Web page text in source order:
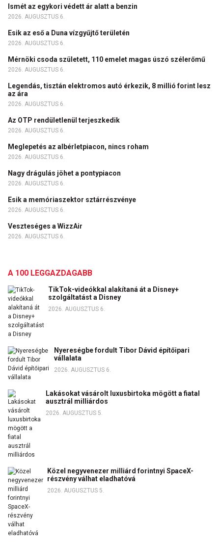
Ismét az egykori védett ár alatt a benzin
2026. AUGUSZTUS 6.
Esik az eső a Duna vízgyűjtő területén
2026. AUGUSZTUS 6.
Mérnöki csoda született, 110 emelet magas úszó szélerőmű
2026. AUGUSZTUS 6.
Legendás, tisztán elektromos autó érkezik, 8 millió forint lesz
az ára
2026. AUGUSZTUS 6.
Az OTP rendületlenül terjeszkedik
2026. AUGUSZTUS 6.
Meglepetés az albérletpiacon, nincs roham
2026. AUGUSZTUS 6.
Nagy drágulás jöhet a pontypiacon
2026. AUGUSZTUS 6.
Esik a memóriaszektor sztárrészvénye
2026. AUGUSZTUS 6.
Veszteséges a WizzAir
2026. AUGUSZTUS 6.
A 100 LEGGAZDAGABB
TikTok-videókkal alakítaná át a Disney+
szolgáltatást a Disney
2026. AUGUSZTUS 6.
Nyereségbe fordult Tibor Dávid építőipari
vállalata
2026. AUGUSZTUS 6.
Lakásokat vásárolt luxusbirtoka mögött a fiatal
ausztrál milliárdos
2026. AUGUSZTUS 5.
Közel negyvenezer milliárd forintnyi SpaceX-
részvény válhat eladhatóvá
2026. AUGUSZTUS 5.